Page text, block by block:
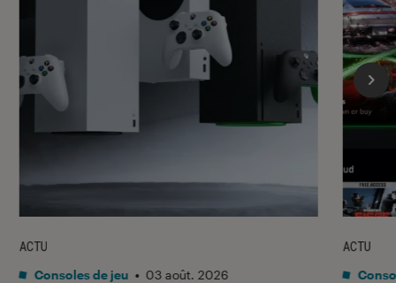
ACTU
Consoles de jeu • 03 août. 2026
ACTU